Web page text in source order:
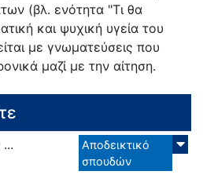
(βλ. ενότητα "Τι θα
και ψυχική υγεία του
με γνωματεύσεις που
μαζί με την αίτηση.
Αποδεικτικό
σπουδών